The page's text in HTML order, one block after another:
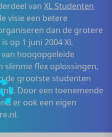
van XL Studenten
visie een betere
dan de grotere
op 1 juni 2004 XL
hoogopgeleide
slimme flex oplossingen,
de grootste studenten
Door een toenemende
er ook een eigen